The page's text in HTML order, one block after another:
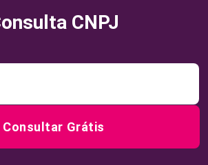
CNPJ
Consultar Grátis